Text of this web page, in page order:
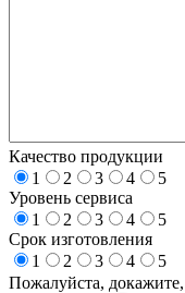
Качество продукции
1
2 3 4
5
Уровень сервиса
1
2 3 4
5
Срок изготовления
1
2 3 4
5
Пожалуйста,